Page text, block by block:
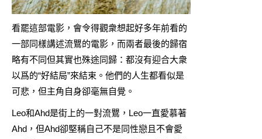
看罷這部電影，會令得觀衆想起好多年前看的
一部同樣講述流鸎的電影，而兩者最後的歸宿
略有不同但其實也殊途同歸：都沒有迎合大衆
以爲的“好結局”來結束。他們的人生都看似是
可悲，但主角自身卻毫無自覺。
Leo和Ahd是街上的一對流鸎，Leo一直愛慕著
Ahd，但Ahd卻堅稱自己不是同性戀且不會愛